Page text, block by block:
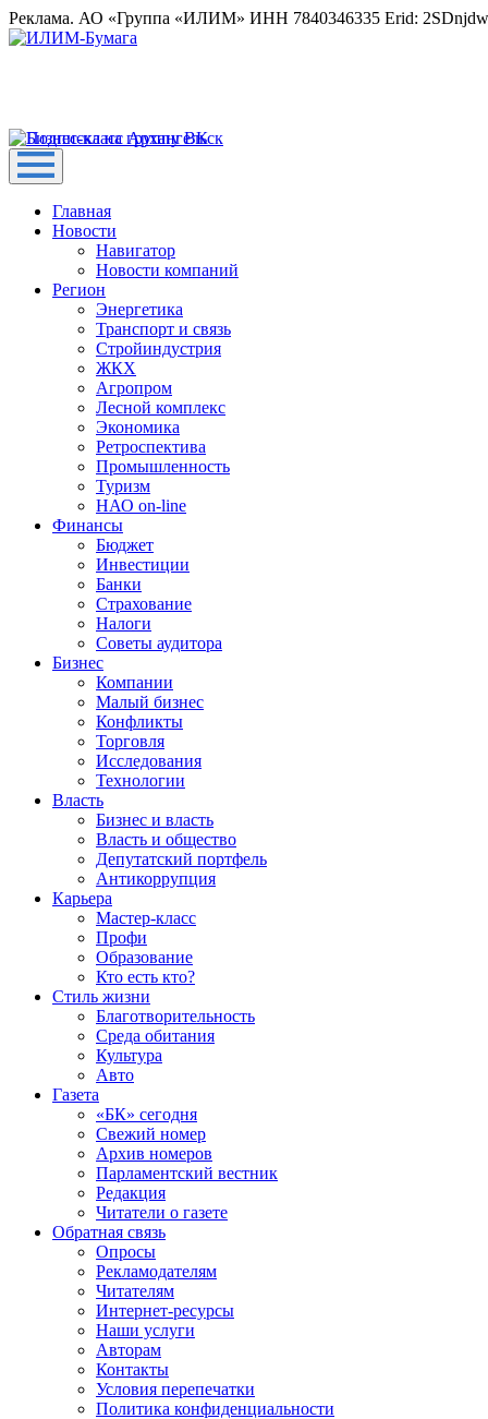
Реклама. АО «Группа «ИЛИМ» ИНН 7840346335 Erid:
Главная
Новости
Навигатор
Новости компаний
Регион
Энергетика
Транспорт и связь
Стройиндустрия
ЖКХ
Агропром
Лесной комплекс
Экономика
Ретроспектива
Промышленность
Туризм
НАО on-line
Финансы
Бюджет
Инвестиции
Банки
Страхование
Налоги
Советы аудитора
Бизнес
Компании
Малый бизнес
Конфликты
Торговля
Исследования
Технологии
Власть
Бизнес и власть
Власть и общество
Депутатский портфель
Антикоррупция
Карьера
Мастер-класс
Профи
Образование
Кто есть кто?
Стиль жизни
Благотворительность
Среда обитания
Культура
Авто
Газета
«БК» сегодня
Свежий номер
Архив номеров
Парламентский вестник
Редакция
Читатели о газете
Обратная связь
Опросы
Рекламодателям
Читателям
Интернет-ресурсы
Наши услуги
Авторам
Контакты
Условия перепечатки
Политика конфиденциальности